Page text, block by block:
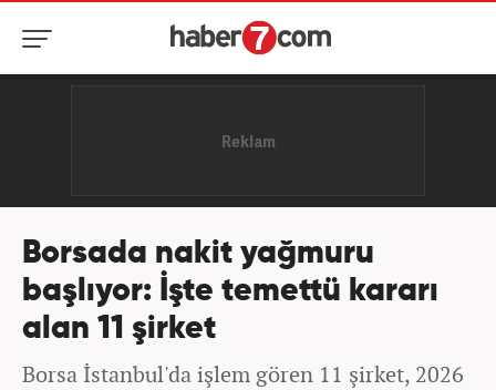
Borsada nakit yağmuru
başlıyor: İşte temettü kararı
alan 11 şirket
Borsa İstanbul'da işlem gören 11 şirket, 2026